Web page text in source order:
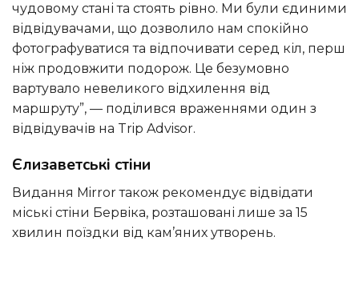
чудовому стані та стоять рівно. Ми були єдиними
відвідувачами, що дозволило нам спокійно
фотографуватися та відпочивати серед кіл, перш
ніж продовжити подорож. Це безумовно
вартувало невеликого відхилення від
маршруту”, — поділився враженнями один з
відвідувачів на Trip Advisor.
Єлизаветські стіни
Видання Mirror також рекомендує відвідати
міські стіни Бервіка, розташовані лише за 15
хвилин поїздки від кам’яних утворень.